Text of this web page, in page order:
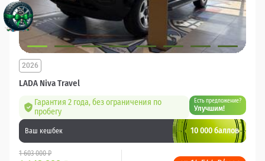
LADA Niva Travel
2026
Гарантия 2 года, без ограничения по
пробегу
Есть предложение?
Улучшим!
Ваш кешбек 10 000 баллов
1 603 000 ₽